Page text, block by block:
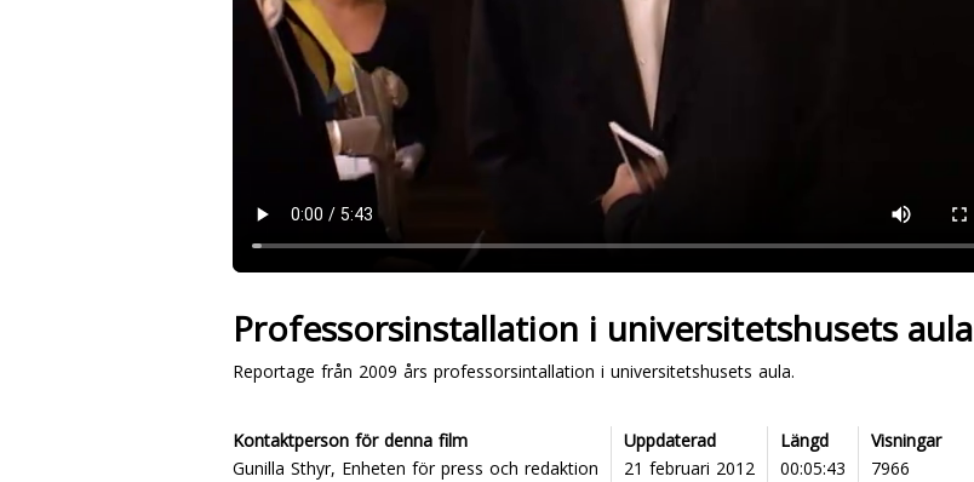
Professorsinstallation i universitetshusets aula
Reportage från 2009 års professorsintallation i universitetshusets aula.
Kontaktperson för denna film
Gunilla Sthyr, Enheten för press och redaktion
Uppdaterad
21 februari 2012
Längd
00:05:43
Visningar
7966